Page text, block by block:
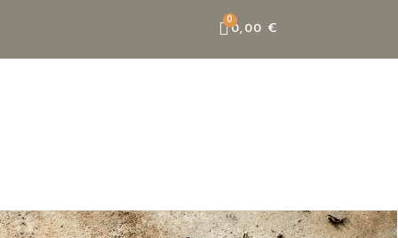
0,00 €